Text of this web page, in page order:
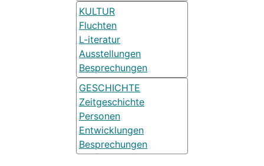
KULTUR
Fluchten
L-iteratur
Ausstellungen
Besprechungen
GESCHICHTE
Zeitgeschichte
Personen
Entwicklungen
Besprechungen